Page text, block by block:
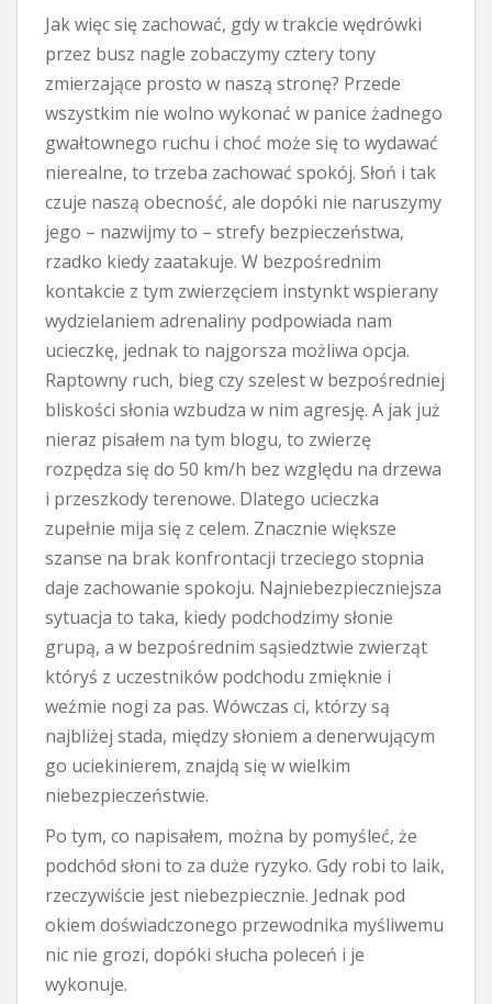
Jak więc się zachować, gdy w trakcie wędrówki
przez busz nagle zobaczymy cztery tony
zmierzające prosto w naszą stronę? Przede
wszystkim nie wolno wykonać w panice żadnego
gwałtownego ruchu i choć może się to wydawać
nierealne, to trzeba zachować spokój. Słoń i tak
czuje naszą obecność, ale dopóki nie naruszymy
jego – nazwijmy to – strefy bezpieczeństwa,
rzadko kiedy zaatakuje. W bezpośrednim
kontakcie z tym zwierzęciem instynkt wspierany
wydzielaniem adrenaliny podpowiada nam
ucieczkę, jednak to najgorsza możliwa opcja.
Raptowny ruch, bieg czy szelest w bezpośredniej
bliskości słonia wzbudza w nim agresję. A jak już
nieraz pisałem na tym blogu, to zwierzę
rozpędza się do 50 km/h bez względu na drzewa
i przeszkody terenowe. Dlatego ucieczka
zupełnie mija się z celem. Znacznie większe
szanse na brak konfrontacji trzeciego stopnia
daje zachowanie spokoju. Najniebezpieczniejsza
sytuacja to taka, kiedy podchodzimy słonie
grupą, a w bezpośrednim sąsiedztwie zwierząt
któryś z uczestników podchodu zmięknie i
weźmie nogi za pas. Wówczas ci, którzy są
najbliżej stada, między słoniem a denerwującym
go uciekinierem, znajdą się w wielkim
niebezpieczeństwie.
Po tym, co napisałem, można by pomyśleć, że
podchód słoni to za duże ryzyko. Gdy robi to laik,
rzeczywiście jest niebezpiecznie. Jednak pod
okiem doświadczonego przewodnika myśliwemu
nic nie grozi, dopóki słucha poleceń i je
wykonuje.